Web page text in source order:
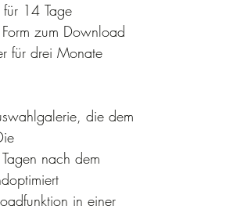
14 Tage
zum Download
für drei Monate
die dem
nach dem
in einer